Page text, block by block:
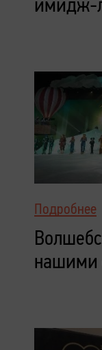
Подробнее
нашими